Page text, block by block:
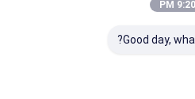
9:20 PM
Good day,